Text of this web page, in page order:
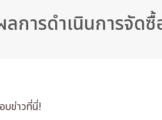
การดำเนินการจัด
บข่าวที่นี่!